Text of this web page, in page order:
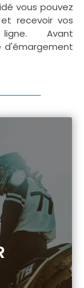
vous pouvez
recevoir vos
Avant
d'émargement